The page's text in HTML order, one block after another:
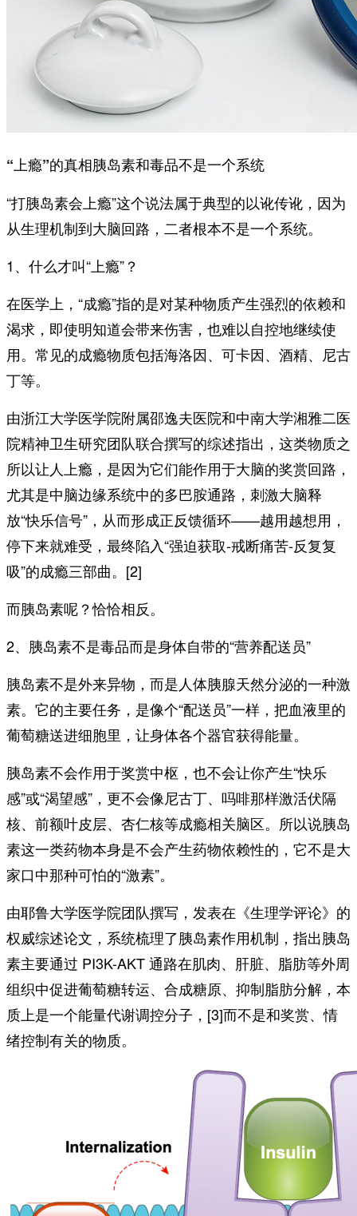
“上瘾”的真相胰岛素和毒品不是一个系统
“打胰岛素会上瘾”这个说法属于典型的以讹传讹，因为
从生理机制到大脑回路，二者根本不是一个系统。
1、什么才叫“上瘾”？
在医学上，“成瘾”指的是对某种物质产生强烈的依赖和
渴求，即使明知道会带来伤害，也难以自控地继续使
用。常见的成瘾物质包括海洛因、可卡因、酒精、尼古
丁等。
由浙江大学医学院附属邵逸夫医院和中南大学湘雅二医
院精神卫生研究团队联合撰写的综述指出，这类物质之
所以让人上瘾，是因为它们能作用于大脑的奖赏回路，
尤其是中脑边缘系统中的多巴胺通路，刺激大脑释
放“快乐信号”，从而形成正反馈循环——越用越想用，
停下来就难受，最终陷入“强迫获取-戒断痛苦-反复复
吸”的成瘾三部曲。[2]
而胰岛素呢？恰恰相反。
2、胰岛素不是毒品而是身体自带的“营养配送员”
胰岛素不是外来异物，而是人体胰腺天然分泌的一种激
素。它的主要任务，是像个“配送员”一样，把血液里的
葡萄糖送进细胞里，让身体各个器官获得能量。
胰岛素不会作用于奖赏中枢，也不会让你产生“快乐
感”或“渴望感”，更不会像尼古丁、吗啡那样激活伏隔
核、前额叶皮层、杏仁核等成瘾相关脑区。所以说胰岛
素这一类药物本身是不会产生药物依赖性的，它不是大
家口中那种可怕的“激素”。
由耶鲁大学医学院团队撰写，发表在《生理学评论》的
权威综述论文，系统梳理了胰岛素作用机制，指出胰岛
素主要通过 PI3K-AKT 通路在肌肉、肝脏、脂肪等外周
组织中促进葡萄糖转运、合成糖原、抑制脂肪分解，本
质上是一个能量代谢调控分子，[3]而不是和奖赏、情
绪控制有关的物质。